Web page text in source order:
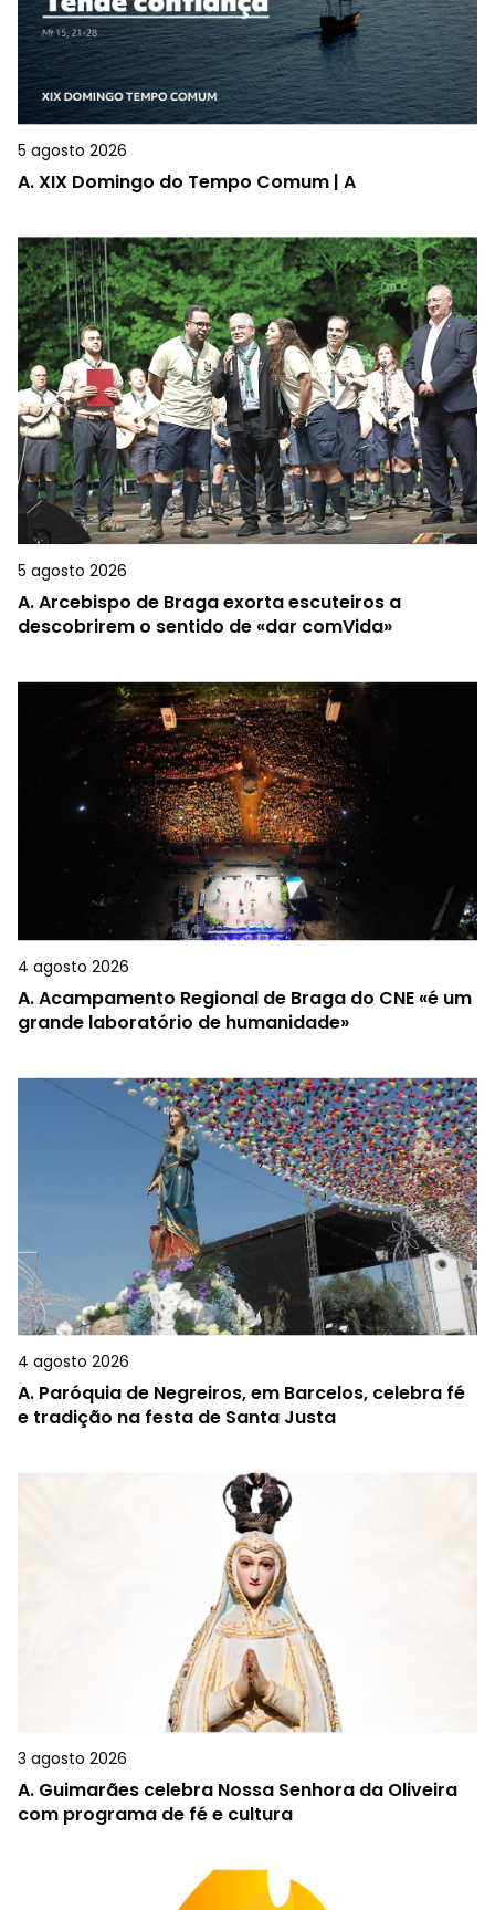
5 agosto 2026
A.XIX Domingo do Tempo Comum | A
5 agosto 2026
A.Arcebispo de Braga exorta escuteiros a
descobrirem o sentido de «dar comVida»
4 agosto 2026
A.Acampamento Regional de Braga do CNE «é um
grande laboratório de humanidade»
4 agosto 2026
A. Paróquia de Negreiros, em Barcelos, celebra fé
e tradição na festa de Santa Justa
3 agosto 2026
A. Guimarães celebra Nossa Senhora da Oliveira
com programa de fé e cultura